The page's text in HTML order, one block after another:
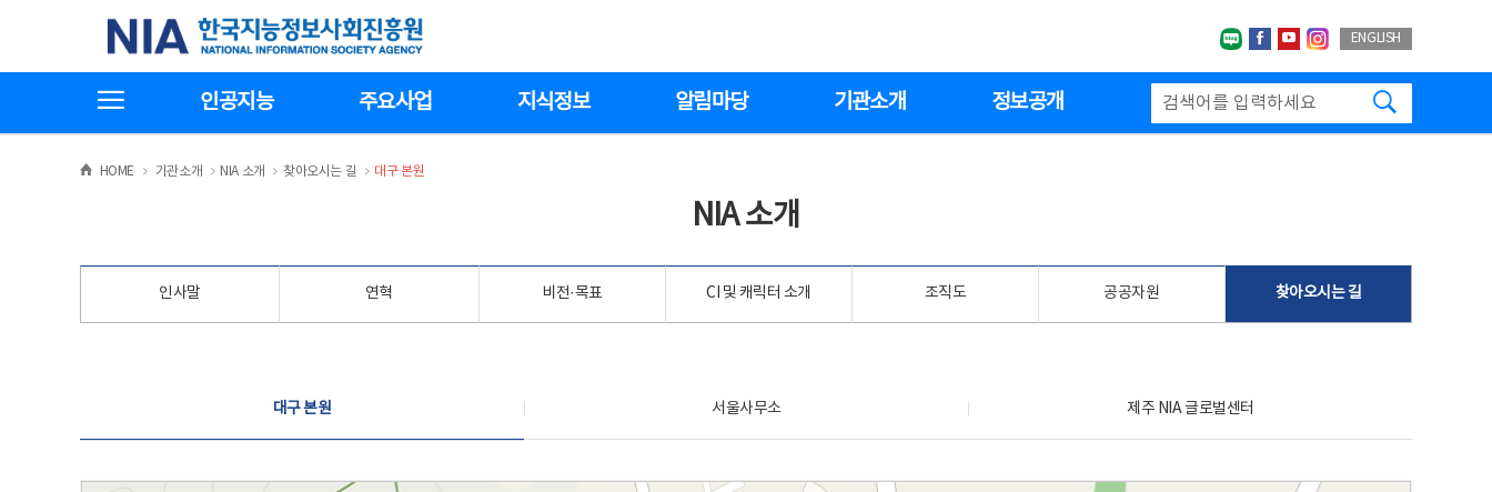
기
한국지능정보사회진흥원
네이버블로그
페이스북
유투브인스타그랩
ENGLISH
인공지능 주요사업 지식정보 알림마당 기관소개 정보공개
HOME >
기관소개 >NIA 소개 >
찾아오시는 길 >
대구 본원
NIA 소개
인사말 연혁 비전·목표 CI 및 캐릭터 소개 조직도 공공자원 찾아오시는 길
대구 본원 서울사무소 제주 NIA 글로벌센터